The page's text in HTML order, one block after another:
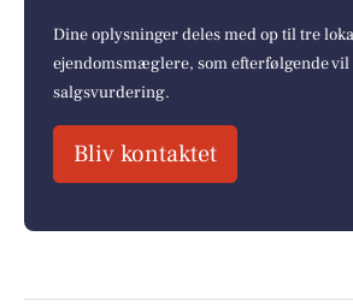
Dine oplysninger deles med op til tre
ejendomsmæglere, som efterfølgende vil
salgsvurdering.
Bliv kontaktet